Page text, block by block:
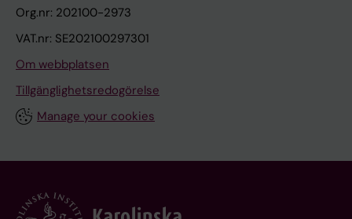
Org.nr: 202100-2973
VAT.nr: SE202100297301
Om webbplatsen
Tillgänglighetsredogörelse
Manage your cookies